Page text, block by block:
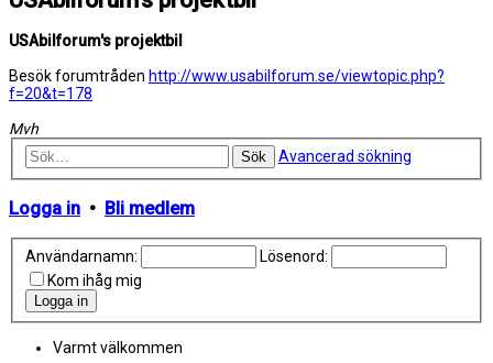
USAbilforum's projektbil
Besök forumtråden http://www.usabilforum.se/viewtopic.php?
f=20&t=178
Mvh
Sök Avancerad sökning
Logga in • Bli medlem
Användarnamn:
Lösenord:
Kom ihåg mig
Varmt välkommen